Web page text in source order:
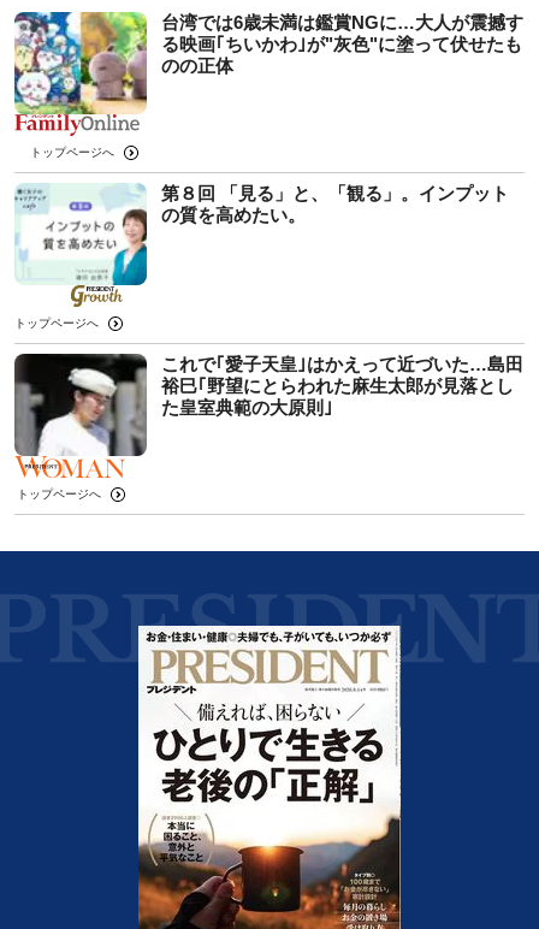
台湾では6歳未満は鑑賞NGに…大人が震撼す
る映画｢ちいかわ｣が"灰色"に塗って伏せたも
のの正体
トップページへ
第８回 「見る」と、「観る」。インプット
の質を高めたい。
トップページへ
これで｢愛子天皇｣はかえって近づいた…島田
裕巳｢野望にとらわれた麻生太郎が見落とし
た皇室典範の大原則｣
トップページへ